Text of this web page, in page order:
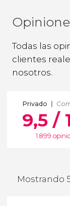
Todas las
clientes
nosotros.
Privado
9,5 /
1.899
Mostrando